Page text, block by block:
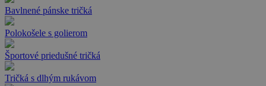
Bavlnené pánske tričká
Polokošele s golierom
Športové priedušné tričká
Tričká s dlhým rukávom